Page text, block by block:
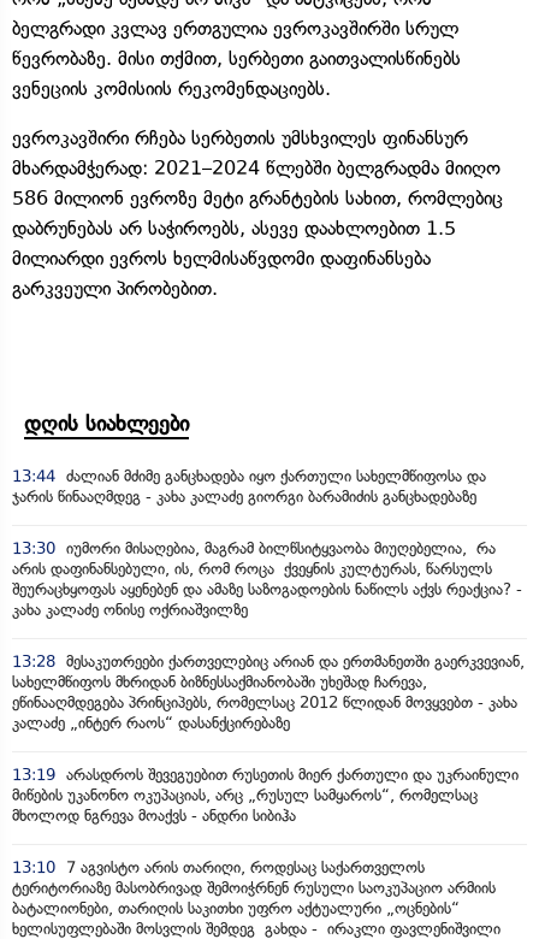
ბელგრადი კვლავ ერთგულია ევროკავშირში სრულ
წევრობაზე. მისი თქმით, სერბეთი გაითვალისწინებს
ვენეციის კომისიის რეკომენდაციებს.
ევროკავშირი რჩება სერბეთის უმსხვილეს ფინანსურ
მხარდამჭერად: 2021–2024 წლებში ბელგრადმა მიიღო
586 მილიონ ევროზე მეტი გრანტების სახით, რომლებიც
დაბრუნებას არ საჭიროებს, ასევე დაახლოებით 1.5
მილიარდი ევროს ხელმისაწვდომი დაფინანსება
გარკვეული პირობებით.
დღის სიახლეები
13:44 ძალიან მძიმე განცხადება იყო ქართული სახელმწიფოსა და
ჯარის წინააღმდეგ - კახა კალაძე გიორგი ბარამიძის განცხადებაზე
13:30 იუმორი მისაღებია, მაგრამ ბილწსიტყვაობა მიუღებელია, რა
არის დაფინანსებული, ის, რომ როცა ქვეყნის კულტურას, წარსულს
შეურაცხყოფას აყენებენ და ამაზე საზოგადოების ნაწილს აქვს რეაქცია? -
კახა კალაძე ონისე ოქრიაშვილზე
13:28 მესაკუთრეები ქართველებიც არიან და ერთმანეთში გაერკვევიან,
სახელმწიფოს მხრიდან ბიზნესსაქმიანობაში უხეშად ჩარევა,
ეწინააღმდეგება პრინციპებს, რომელსაც 2012 წლიდან მოვყვებთ - კახა
კალაძე „ინტერ რაოს“ დასანქცირებაზე
13:19 არასდროს შევეგუებით რუსეთის მიერ ქართული და უკრაინული
მიწების უკანონო ოკუპაციას, არც „რუსულ სამყაროს“, რომელსაც
მხოლოდ ნგრევა მოაქვს - ანდრი სიბიჰა
13:10
7 აგვისტო არის თარიღი, როდესაც საქართველოს
ტერიტორიაზე მასობრივად შემოიჭრნენ რუსული საოკუპაციო არმიის
ბატალიონები, თარიღის საკითხი უფრო აქტუალური „ოცნების“
ხელისუფლებაში მოსვლის შემდეგ გახდა - ირაკლი ფავლენიშვილი